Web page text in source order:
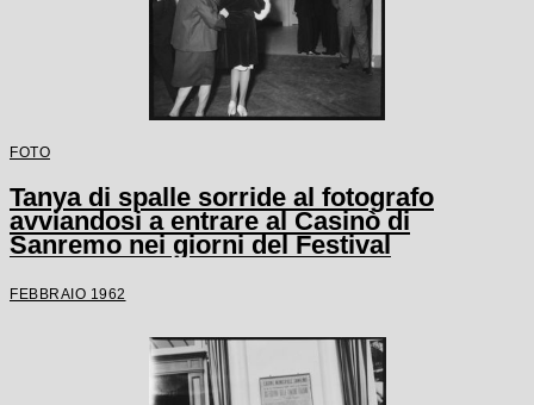
FOTO
Tanya di spalle sorride al fotografo
avviandosi a entrare al Casinò di
Sanremo nei giorni del Festival
FEBBRAIO 1962